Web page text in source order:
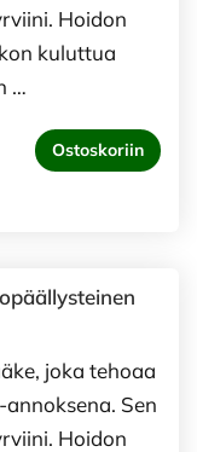
Hoidon
kuluttua
…
Ostoskoriin
joka tehoaa
Sen
Hoidon